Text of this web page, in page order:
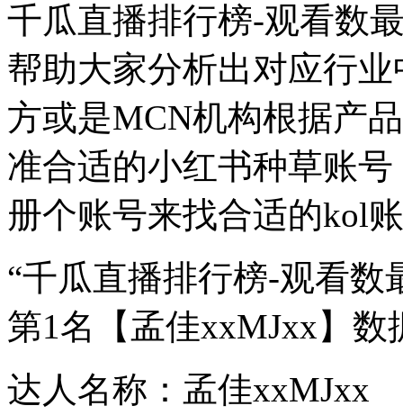
千瓜直播排行榜-观看数
帮助大家分析出对应行
方或是MCN机构根据产
准合适的小红书种草账
册个账号来找合适的kol
“千瓜直播排行榜-观看数
第1名【孟佳xxMJxx】数
达人名称：孟佳xxMJxx